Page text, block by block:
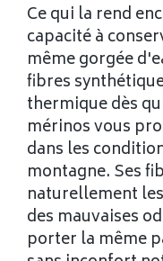
Ce qui la rend
capacité à
même gorgée
fibres
thermique dès
mérinos vous
dans les
montagne. Ses
naturellement
des mauvaises
porter la même